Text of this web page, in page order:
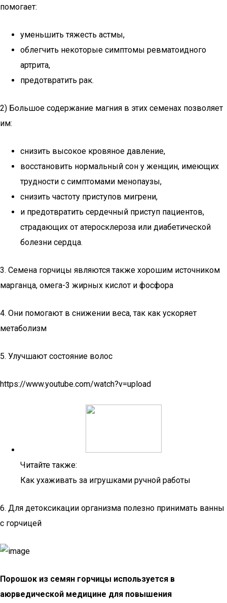
помогает:
уменьшить тяжесть астмы,
облегчить некоторые симптомы ревматоидного
артрита,
предотвратить рак.
2) Большое содержание магния в этих семенах позволяет
им:
снизить высокое кровяное давление,
восстановить нормальный сон у женщин, имеющих
трудности с симптомами менопаузы,
снизить частоту приступов мигрени,
и предотвратить сердечный приступ пациентов,
страдающих от атеросклероза или диабетической
болезни сердца.
3. Семена горчицы являются также хорошим источником
марганца, омега-3 жирных кислот и фосфора
4. Они помогают в снижении веса, так как ускоряет
метаболизм
5. Улучшают состояние волос
https://www.youtube.com/watch?v=upload
Читайте также:
Как ухаживать за игрушками ручной работы
6. Для детоксикации организма полезно принимать ванны
с горчицей
Порошок из семян горчицы используется в
аюрведической медицине для повышения